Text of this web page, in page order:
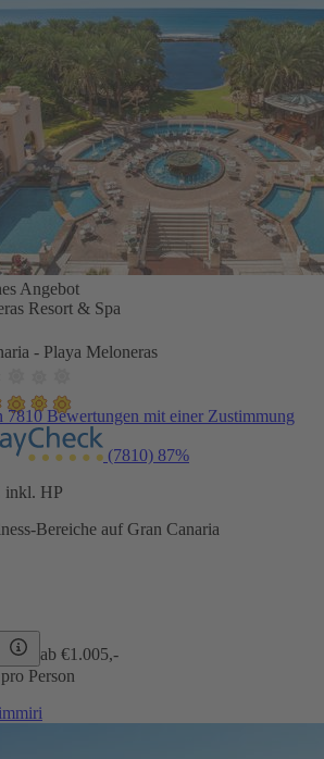
Angebot
Resort & Spa
- Playa Meloneras
7810 Bewertungen mit einer Zustimmung
(7810) 87%
inkl. HP
Bereiche auf Gran Canaria
ab €1.005,-
Person